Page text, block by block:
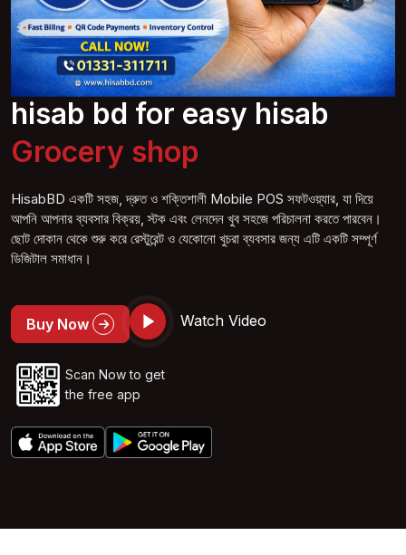
hisab bd for easy hisab
Grocery shop
HisabBD একটি সহজ, দ্রুত ও শক্তিশালী Mobile POS সফটওয়্যার, যা দিয়ে
আপনি আপনার ব্যবসার বিক্রয়, স্টক এবং লেনদেন খুব সহজে পরিচালনা করতে পারবেন।
ছোট দোকান থেকে শুরু করে রেস্টুরেন্ট ও যেকোনো খুচরা ব্যবসার জন্য এটি একটি সম্পূর্ণ
ডিজিটাল সমাধান।
Buy Now Watch Video
Scan Now to get
the free app